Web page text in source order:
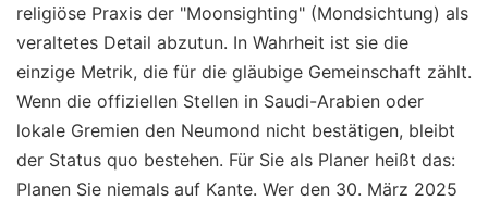
religiöse Praxis der "Moonsighting" (Mondsichtung) als
veraltetes Detail abzutun. In Wahrheit ist sie die
einzige Metrik, die für die gläubige Gemeinschaft zählt.
Wenn die offiziellen Stellen in Saudi-Arabien oder
lokale Gremien den Neumond nicht bestätigen, bleibt
der Status quo bestehen. Für Sie als Planer heißt das:
Planen Sie niemals auf Kante. Wer den 30. März 2025